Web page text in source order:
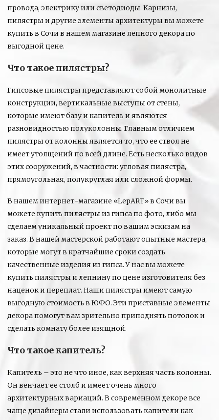
провода, электрику или светодиоды. Карнизы,
пилястры и другие элементы архитектуры вы можете
купить в Сочи в нашем магазине лепного декора по
выгодной цене.
Что такое пилястры?
Гипсовые пилястры представляют собой монолитные
конструкции, вертикальные выступы от стены,
которые имеют базу и капитель и являются
разновидностью полуколонны. Главным отличием
пилястры от колонны является то, что ее ствол не
имеет утолщений по всей длине. Есть несколько видов
этих сооружений, в частности: угловая пилястра,
прямоугольная, полукруглая или сложной формы.
В нашем интернет-магазине «LepART» в Сочи вы
можете купить пилястры из гипса по фото, либо мы
сделаем уникальный проект по вашим эскизам на
заказ. В нашей мастерской работают опытные мастера,
которые могут в кратчайшие сроки создать
качественные изделия из гипса. У нас вы можете
купить пилястры и лепнину по цене изготовителя без
наценок и переплат. Наши пилястры имеют самую
выгодную стоимость в ЮФО. Эти приставные элементы
декора помогут вам зрительно приподнять потолок и
сделать комнату более изящной.
Что такое капитель?
Капитель – это не что иное, как верхняя часть колонны.
Он венчает ее столб и имеет очень много
архитектурных вариаций. В современном декоре все
чаще дизайнеры стали использовать капители как